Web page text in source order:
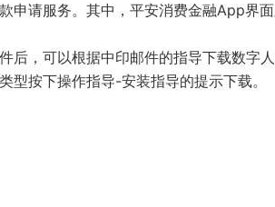
申请服务。其中，平安消费金融App界
后，可以根据中印邮件的指导下载数字
型按下操作指导-安装指导的提示下载。